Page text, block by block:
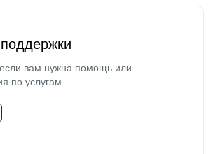
вам нужна помощь или
по услугам.